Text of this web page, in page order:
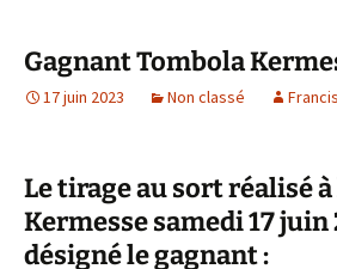
Gagnant Tombola
17 juin 2023 Non classé Francis
Le tirage au sort réalisé à
Kermesse samedi 17 juin
désigné le gagnant :